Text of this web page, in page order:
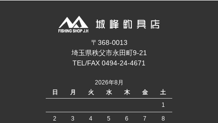
〒368-0013
埼玉県秩父市永田町9-21
TEL/FAX 0494-24-4671
2026年8月
日
月 火 水 木 金
土
1
2
3 4 5 6 7
8